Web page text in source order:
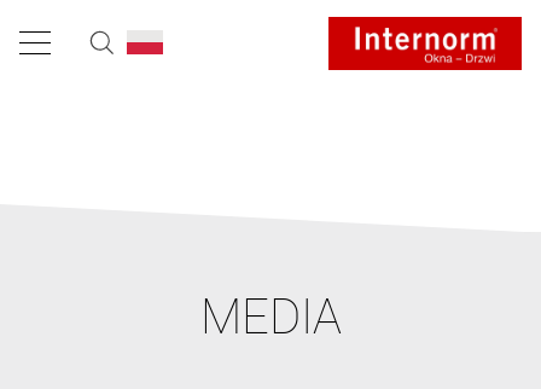
MEDIA